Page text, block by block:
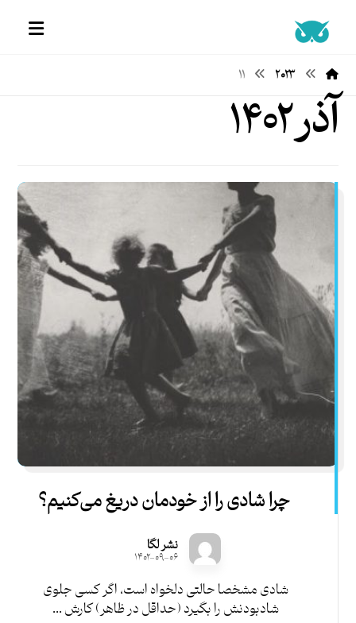
۲۰۲۳ ۱۱
آذر ۱۴۰۲
چرا شادی را از خودمان دریغ می‌کنیم؟
نشر لگا
۱۴۰۲-۰۹-۰۶
شادی مشخصا حالتی دلخواه است، اگر کسی جلوی
شادبودنش را بگیرد (حداقل در ظاهر) کارش ...